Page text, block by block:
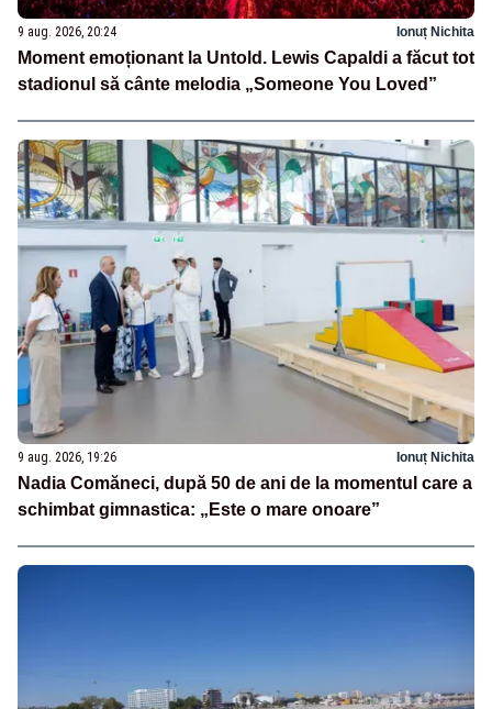
9 aug. 2026, 20:24 Ionuț Nichita
Moment emoționant la Untold. Lewis Capaldi a făcut tot
stadionul să cânte melodia „Someone You Loved”
9 aug. 2026, 19:26 Ionuț Nichita
Nadia Comăneci, după 50 de ani de la momentul care a
schimbat gimnastica: „Este o mare onoare”